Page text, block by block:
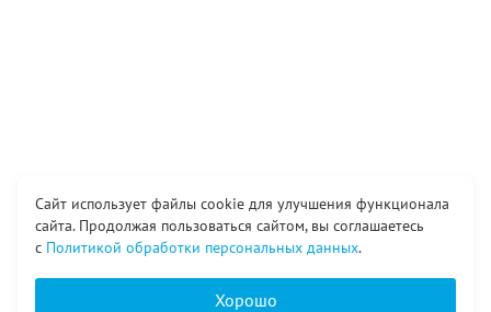
Сайт использует файлы cookie для улучшения функционала
сайта. Продолжая пользоваться сайтом, вы соглашаетесь
с Политикой обработки персональных данных.
Хорошо